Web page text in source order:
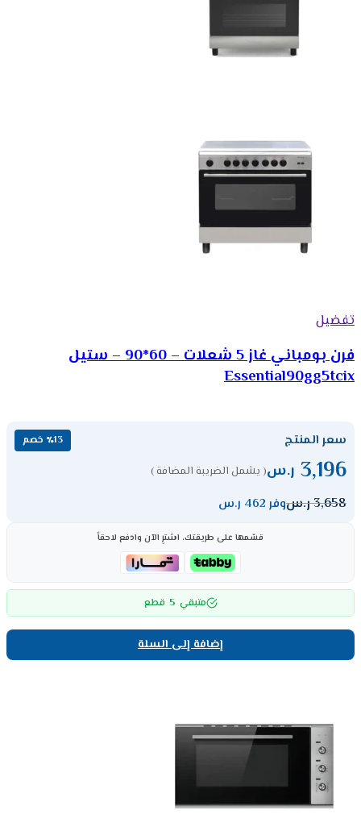
تفضيل
فرن بومباني غاز 5 شعلات – 60*90 – ستيل
Essential90gg5tcix
سعر المنتج ٪13 خصم
3,196 ر.س( يشمل الضريبة المضافة )
3,658ر.سوفر 462 ر.س
قسّمها على طريقتك، اشترِ الآن وادفع لاحقاً
متبقي 5 قطع
إضافة إلى السلة